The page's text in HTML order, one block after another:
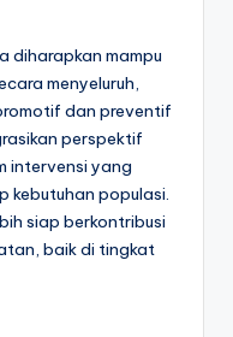
diharapkan mampu
menyeluruh,
dan preventif
perspektif
intervensi yang
kebutuhan populasi.
siap berkontribusi
baik di tingkat